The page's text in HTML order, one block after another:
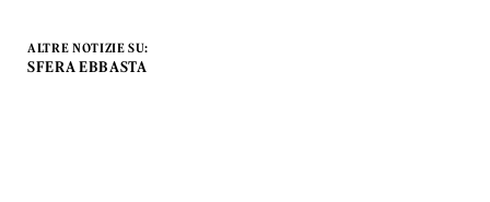
ALTRE NOTIZIE SU:
SFERA EBBASTA